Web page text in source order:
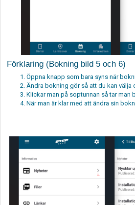
Förklaring (Bokning bild 5 och 6)
Öppna knapp som bara syns när
Ändra bokning gör så att du kan välja
Klickar man på soptunnan så tar man
När man är klar med att ändra sin